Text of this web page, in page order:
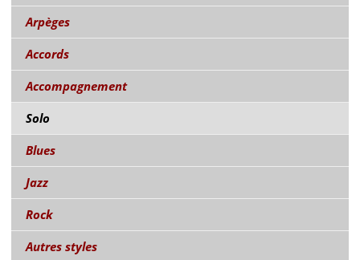
Arpèges
Accords
Accompagnement
Solo
Blues
Jazz
Rock
Autres styles